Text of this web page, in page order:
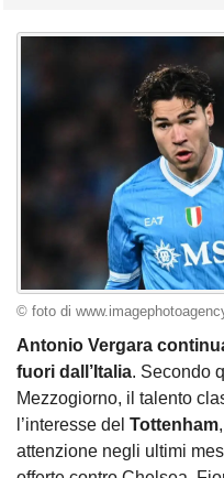
© foto di
Antonio Vergara
fuori dall’Italia. Secondo
Mezzogiorno, il talento
l’interesse del Tottenham
attenzione negli ultimi